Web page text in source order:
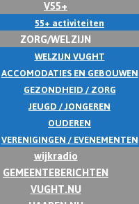
V55+
55+ activiteiten
ZORG/WELZIJN
WELZIJN VUGHT
ACCOMODATIES EN GEBOUWEN
GEZONDHEID / ZORG
JEUGD / JONGEREN
OUDEREN
VERENIGINGEN / EVENEMENTEN
wijkradio
GEMEENTEBERICHTEN
VUGHT.NU